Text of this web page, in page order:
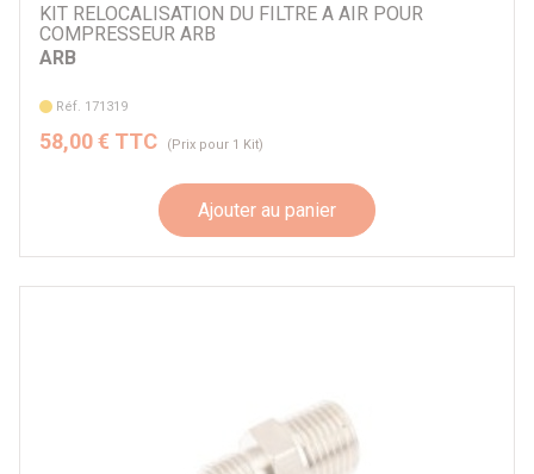
KIT RELOCALISATION DU FILTRE A AIR POUR
COMPRESSEUR ARB
ARB
Réf. 171319
58,00 € TTC (Prix pour 1 Kit)
Ajouter au panier